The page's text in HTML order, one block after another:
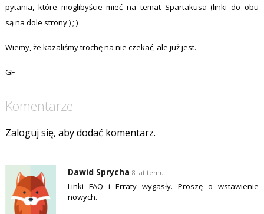
pytania, które moglibyście mieć na temat Spartakusa (linki do obu
są na dole strony ) ; )
Wiemy, że kazaliśmy trochę na nie czekać, ale już jest.
GF
Komentarze
Zaloguj się, aby dodać komentarz.
Dawid Sprycha 8 lat temu
Linki FAQ i Erraty wygasły. Proszę o wstawienie
nowych.